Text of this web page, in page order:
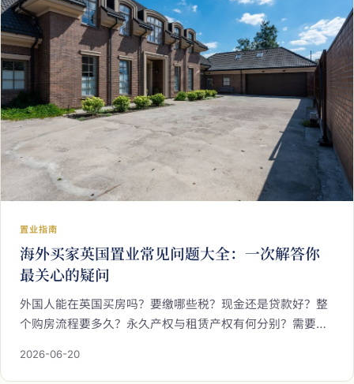
置业指南
海外买家英国置业常见问题大全：一次解答你
最关心的疑问
外国人能在英国买房吗？要缴哪些税？现金还是贷款好？整
个购房流程要多久？永久产权与租赁产权有何分别？需要亲
2026-06-20